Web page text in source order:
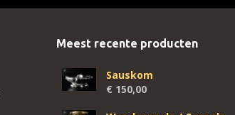
Meest recente producten
Sauskom
€ 150,00